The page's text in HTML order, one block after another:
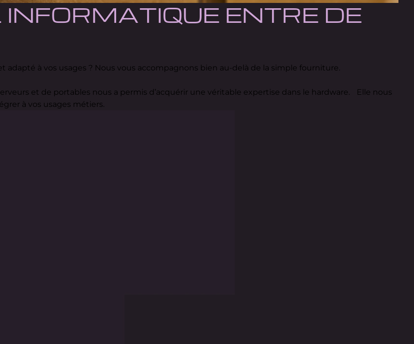
ENTRE DE
à vos usages ? Nous vous accompagnons bien au-delà de la simple fourniture.
et de portables nous a permis d’acquérir une véritable expertise dans le hardware. Elle nous
à vos usages métiers.